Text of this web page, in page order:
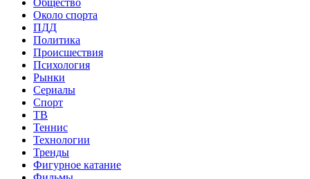
Общество
Около спорта
ПДД
Политика
Происшествия
Психология
Рынки
Сериалы
Спорт
ТВ
Теннис
Технологии
Тренды
Фигурное катание